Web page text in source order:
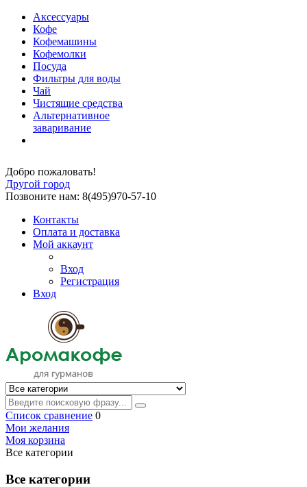
Аксессуары
Кофе
Кофемашины
Кофемолки
Посуда
Фильтры для воды
Чай
Чистящие средства
Альтернативное
заваривание
Добро пожаловать!
Другой город
Позвоните нам: 8(495)970-57-10
Контакты
Оплата и доставка
Мой аккаунт
Вход
Регистрация
Вход
Список сравнение 0
Мои желания
Моя корзина
Все категории
Все категории